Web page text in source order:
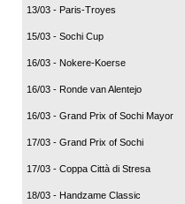
13/03 - Paris-Troyes
15/03 - Sochi Cup
16/03 - Nokere-Koerse
16/03 - Ronde van Alentejo
16/03 - Grand Prix of Sochi Mayor
17/03 - Grand Prix of Sochi
17/03 - Coppa Città di Stresa
18/03 - Handzame Classic